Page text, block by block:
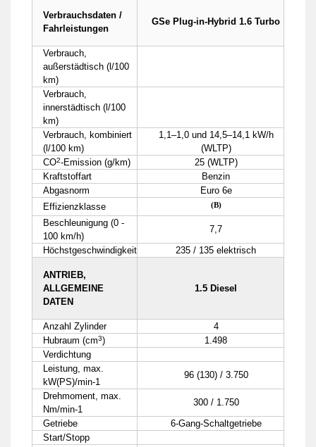
Verbrauchsdaten /
Fahrleistungen
GSe Plug-in-Hybrid 1.6 Turbo
Verbrauch,
außerstädtisch (l/100
km)
Verbrauch,
innerstädtisch (l/100
km)
Verbrauch, kombiniert
(l/100 km)
1,1–1,0 und 14,5–14,1 kW/h
(WLTP)
CO2-Emission (g/km)
25 (WLTP)
Kraftstoffart
Benzin
Abgasnorm
Euro 6e
Effizienzklasse
(B)
Beschleunigung (0 -
100 km/h)
7,7
Höchstgeschwindigkeit
235 / 135 elektrisch
ANTRIEB,
ALLGEMEINE
DATEN
1.5 Diesel
Anzahl Zylinder
4
Hubraum (cm3)
1.498
Verdichtung
Leistung, max.
kW(PS)/min-1
96 (130) / 3.750
Drehmoment, max.
Nm/min-1
300 / 1.750
Getriebe
6-Gang-Schaltgetriebe
Start/Stopp